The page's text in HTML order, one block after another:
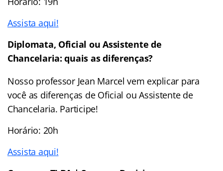
Assista aqui!
Diplomata, Oficial ou Assistente de
Chancelaria: quais as diferenças?
Nosso professor Jean Marcel vem explicar para
você as diferenças de Oficial ou Assistente de
Chancelaria. Participe!
Horário: 20h
Assista aqui!